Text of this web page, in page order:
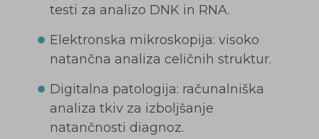
testi za analizo DNK in RNA.
Elektronska mikroskopija: visoko
natančna analiza celičnih struktur.
Digitalna patologija: računalniška
analiza tkiv za izboljšanje
natančnosti diagnoz.